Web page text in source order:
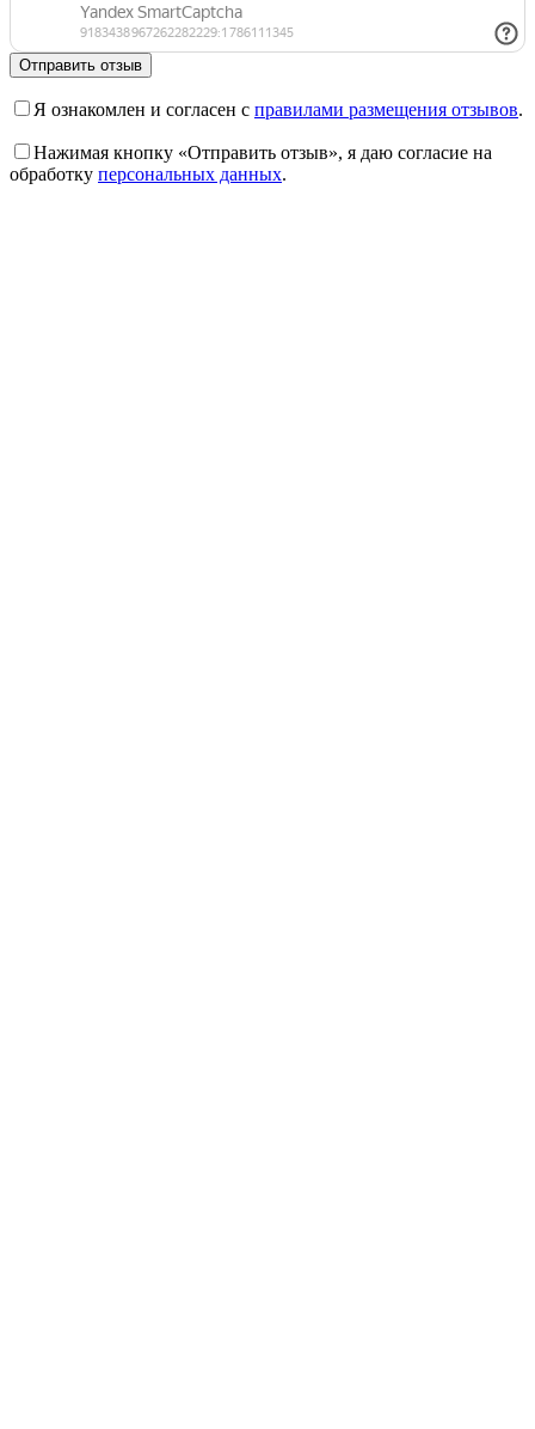
Отправить отзыв
Я ознакомлен и согласен с правилами размещения отзывов.
Нажимая кнопку «Отправить отзыв», я даю согласие на
обработку персональных данных.